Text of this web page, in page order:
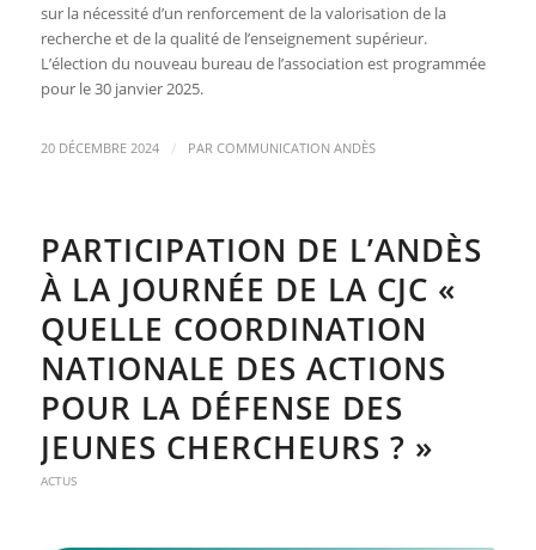
sur la nécessité d’un renforcement de la valorisation de la
recherche et de la qualité de l’enseignement supérieur.
L’élection du nouveau bureau de l’association est programmée
pour le 30 janvier 2025.
20 DÉCEMBRE 2024 / PAR COMMUNICATION ANDÈS
PARTICIPATION DE L’ANDÈS
À LA JOURNÉE DE LA CJC «
QUELLE COORDINATION
NATIONALE DES ACTIONS
POUR LA DÉFENSE DES
JEUNES CHERCHEURS ? »
ACTUS